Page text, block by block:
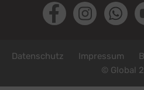
Datenschutz Impressum
© Global